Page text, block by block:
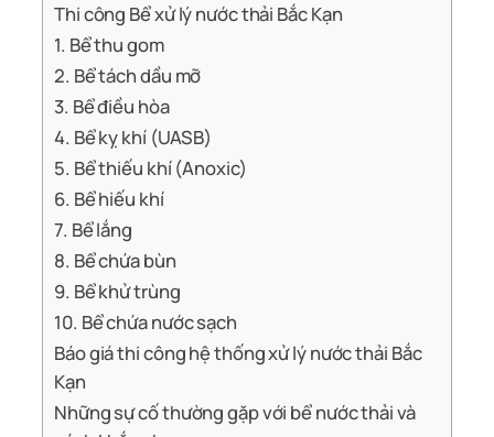
Thi công Bể xử lý nước thải Bắc Kạn
1. Bể thu gom
2. Bể tách dầu mỡ
3. Bể điều hòa
4. Bể kỵ khí (UASB)
5. Bể thiếu khí (Anoxic)
6. Bể hiếu khí
7. Bể lắng
8. Bể chứa bùn
9. Bể khử trùng
10. Bể chứa nước sạch
Báo giá thi công hệ thống xử lý nước thải Bắc
Kạn
Những sự cố thường gặp với bể nước thải và